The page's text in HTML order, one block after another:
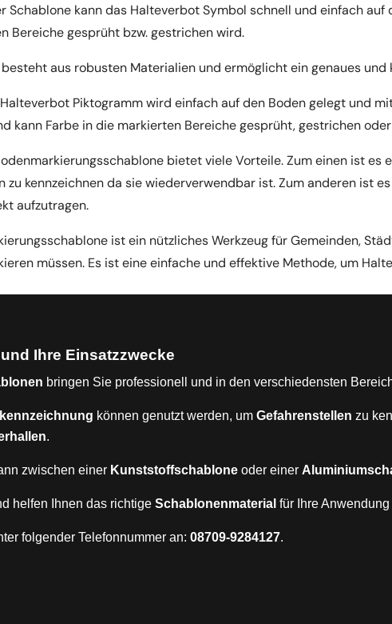
Schablone kann das Halteverbot Symbol schnell und einfach
Bereiche gesprüht bzw. gestrichen wird.
aus robusten Materialien und ermöglicht ein genaues und
Piktogramm wird einfach auf den Boden gelegt und
kann Farbe in die markierten Bereiche gesprüht, gestrichen
bietet viele Vorteile. Zum einen ist
zu kennzeichnen da sie wiederverwendbar ist. Zum anderen ist
aufzutragen.
ist ein nützliches Werkzeug für Gemeinden,
müssen. Es ist eine einfache und effektive Methode, um
Ihre Einsatzzwecke
bringen Sie professionell und in den verschiedensten
können genutzt werden, um Gefahrenstellen zu
.
zwischen einer Kunststoffschablone oder einer
helfen Ihnen das richtige Schablonenmaterial für Ihre
folgender Telefonnummer an: 08709-9284127.